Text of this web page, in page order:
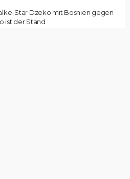
Star Dzeko mit Bosnien gegen
ist der Stand